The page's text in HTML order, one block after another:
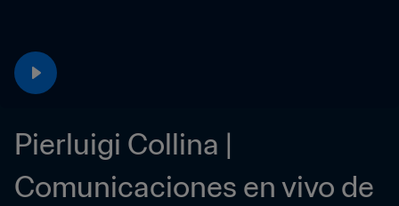
Pierluigi Collina |
Comunicaciones en vivo de